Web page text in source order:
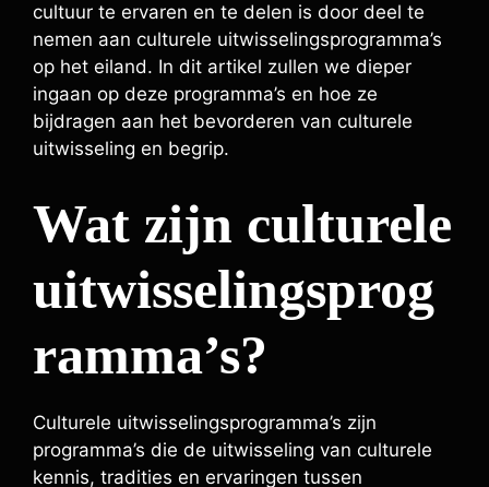
cultuur te ervaren en te delen is door deel te
nemen aan culturele uitwisselingsprogramma’s
op het eiland. In dit artikel zullen we dieper
ingaan op deze programma’s en hoe ze
bijdragen aan het bevorderen van culturele
uitwisseling en begrip.
Wat zijn culturele
uitwisselingsprog
ramma’s?
Culturele uitwisselingsprogramma’s zijn
programma’s die de uitwisseling van culturele
kennis, tradities en ervaringen tussen